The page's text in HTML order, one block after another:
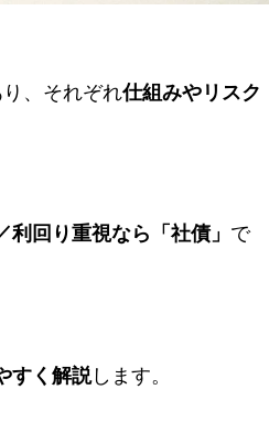
、それぞれ仕組みやリスク
回り重視なら「社債」 で
すく解説します。